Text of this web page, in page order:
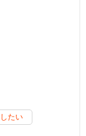
たい